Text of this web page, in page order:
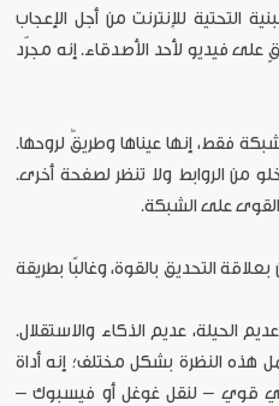
التحتية للإنترنت من أجل الإعجاب
على فيديو لأحد الأصدقاء. إنه مجرّد
فقط، إنها عيناها وطريقٌ لروحها.
من الروابط ولا تنظر لصفحة أخرى.
القوى على الشبكة.
التحديق بالقوة، وغالبًا بطريقة
الحيلة، عديم الذكاء والاستقلال.
النظرة بشكل مختلف؛ إنه أداة
قوي – لنقل غوغل أو فيسبوك –